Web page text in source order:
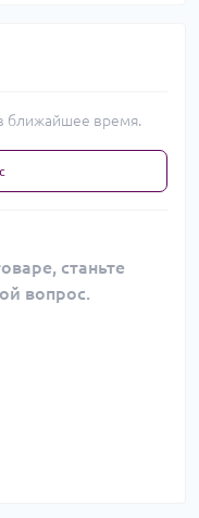
ближайшее время.
станьте
вопрос.